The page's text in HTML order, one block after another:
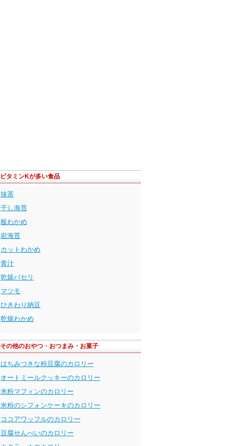
ビタミンKが多い食品
抹茶
干し海苔
板わかめ
岩海苔
カットわかめ
青汁
乾燥パセリ
マツモ
ひきわり納豆
乾燥わかめ
その他のおやつ・おつまみ・お菓子
はちみつきな粉豆腐のカロリー
オートミールクッキーのカロリー
米粉マフィンのカロリー
米粉のシフォンケーキのカロリー
ココアワッフルのカロリー
豆腐せんべいのカロリー